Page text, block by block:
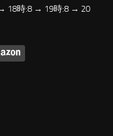
18時:8 → 19時:8 → 20